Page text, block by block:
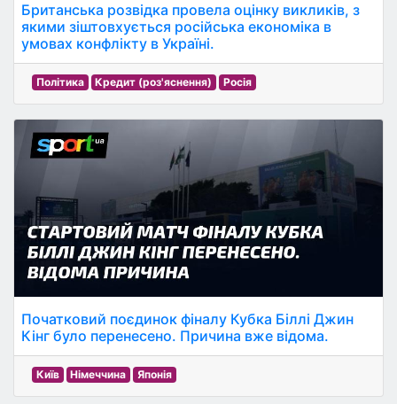
Британська розвідка провела оцінку викликів, з
якими зіштовхується російська економіка в
умовах конфлікту в Україні.
Політика Кредит (роз'яснення) Росія
Початковий поєдинок фіналу Кубка Біллі Джин
Кінг було перенесено. Причина вже відома.
Київ Німеччина Японія